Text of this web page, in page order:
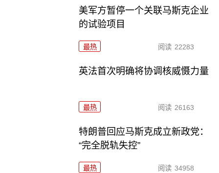
美军方暂停一个关联马斯克企业
的试验项目
最热 阅读 22283
英法首次明确将协调核威慑力量
最热 阅读 26163
特朗普回应马斯克成立新政党：
“完全脱轨失控”
最热 阅读 34958